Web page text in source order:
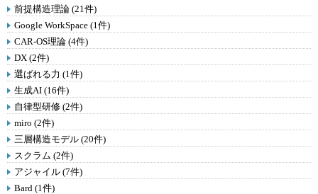
前提構造理論 (21件)
Google WorkSpace (1件)
CAR-OS理論 (4件)
DX (2件)
選ばれる力 (1件)
生成AI (16件)
自律型研修 (2件)
miro (2件)
三層構造モデル (20件)
スクラム (2件)
アジャイル (7件)
Bard (1件)